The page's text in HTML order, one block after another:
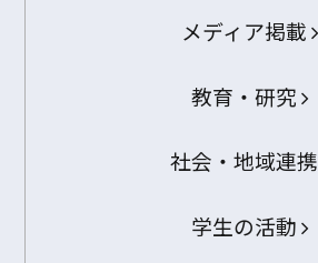
メディア掲載
教育・研究
社会・地域連携
学生の活動